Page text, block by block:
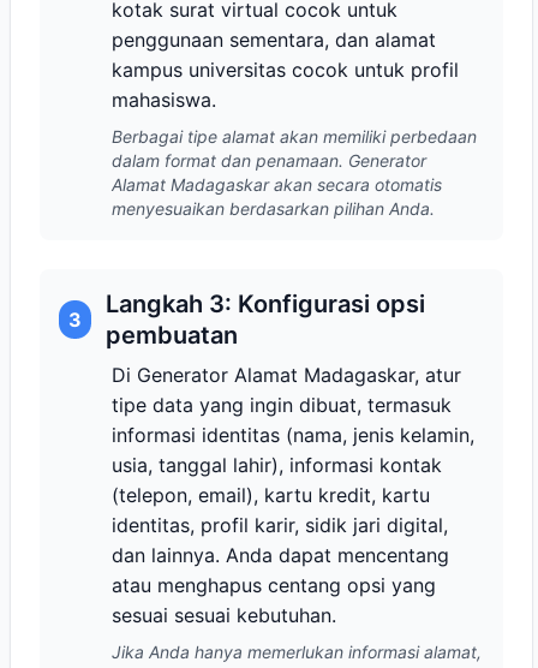
kotak surat virtual cocok untuk
penggunaan sementara, dan alamat
kampus universitas cocok untuk profil
mahasiswa.
Berbagai tipe alamat akan memiliki perbedaan
dalam format dan penamaan. Generator
Alamat Madagaskar akan secara otomatis
menyesuaikan berdasarkan pilihan Anda.
3
Langkah 3: Konfigurasi opsi
pembuatan
Di Generator Alamat Madagaskar, atur
tipe data yang ingin dibuat, termasuk
informasi identitas (nama, jenis kelamin,
usia, tanggal lahir), informasi kontak
(telepon, email), kartu kredit, kartu
identitas, profil karir, sidik jari digital,
dan lainnya. Anda dapat mencentang
atau menghapus centang opsi yang
sesuai sesuai kebutuhan.
Jika Anda hanya memerlukan informasi alamat,